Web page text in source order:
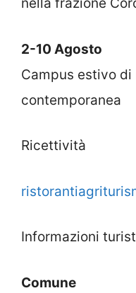
2-10 Agosto
Campus estivo
contemporanea
Ricettività
ristoranti
Informazioni
Comune